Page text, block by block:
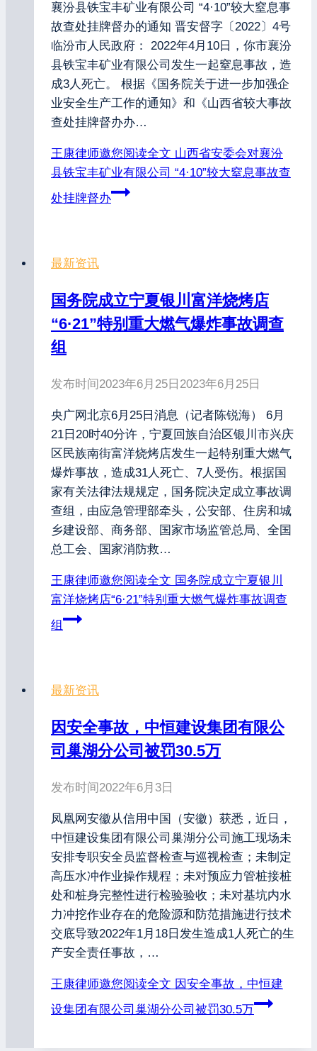
襄汾县铁宝丰矿业有限公司 “4·10”较大窒息事
故查处挂牌督办的通知 晋安督字〔2022〕4号
临汾市人民政府： 2022年4月10日，你市襄汾
县铁宝丰矿业有限公司发生一起窒息事故，造
成3人死亡。 根据《国务院关于进一步加强企
业安全生产工作的通知》和《山西省较大事故
查处挂牌督办办…
王康律师邀您阅读全文 山西省安委会对襄汾
县铁宝丰矿业有限公司 “4·10”较大窒息事故查
处挂牌督办
最新资讯
国务院成立宁夏银川富洋烧烤店
“6·21”特别重大燃气爆炸事故调查
组
发布时间2023年6月25日 2023年6月25日
央广网北京6月25日消息（记者陈锐海） 6月
21日20时40分许，宁夏回族自治区银川市兴庆
区民族南街富洋烧烤店发生一起特别重大燃气
爆炸事故，造成31人死亡、7人受伤。根据国
家有关法律法规规定，国务院决定成立事故调
查组，由应急管理部牵头，公安部、住房和城
乡建设部、商务部、国家市场监管总局、全国
总工会、国家消防救…
王康律师邀您阅读全文 国务院成立宁夏银川
富洋烧烤店“6·21”特别重大燃气爆炸事故调查
组
最新资讯
因安全事故，中恒建设集团有限公
司巢湖分公司被罚30.5万
发布时间2022年6月3日
凤凰网安徽从信用中国（安徽）获悉，近日，
中恒建设集团有限公司巢湖分公司施工现场未
安排专职安全员监督检查与巡视检查；未制定
高压水冲作业操作规程；未对预应力管桩接桩
处和桩身完整性进行检验验收；未对基坑内水
力冲挖作业存在的危险源和防范措施进行技术
交底导致2022年1月18日发生造成1人死亡的生
产安全责任事故，…
王康律师邀您阅读全文 因安全事故，中恒建
设集团有限公司巢湖分公司被罚30.5万